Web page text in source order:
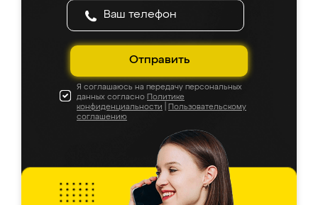
Отправить
Я соглашаюсь на передачу персональных
данных согласно Политике
конфиденциальности
Пользовательскому
соглашению